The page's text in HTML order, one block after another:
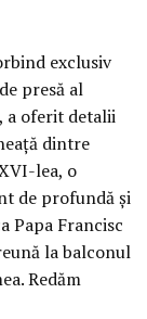
exclusiv
presă al
a oferit detalii
dintre
lea, o
de profundă şi
Papa Francisc
la balconul
Redăm